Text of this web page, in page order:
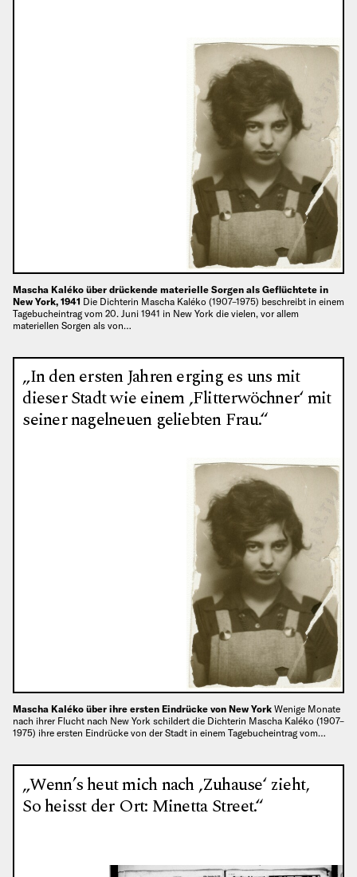
Mascha Kaléko über drückende materielle Sorgen als Geflüchtete in
New York, 1941 Die Dichterin Mascha Kaléko (1907–1975) beschreibt in einem
Tagebucheintrag vom 20. Juni 1941 in New York die vielen, vor allem
materiellen Sorgen als von…
„In den ersten Jahren erging es uns mit
dieser Stadt wie einem ‚Flitterwöchner‘ mit
seiner nagelneuen geliebten Frau.“
Mascha Kaléko über ihre ersten Eindrücke von New York Wenige Monate
nach ihrer Flucht nach New York schildert die Dichterin Mascha Kaléko (1907–
1975) ihre ersten Eindrücke von der Stadt in einem Tagebucheintrag vom…
„Wenn’s heut mich nach ‚Zuhause‘ zieht,
So heisst der Ort: Minetta Street.“